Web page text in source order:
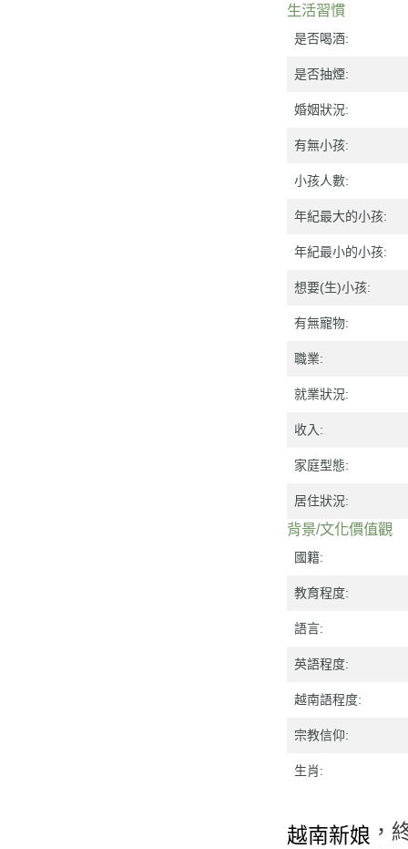
生活習慣
是否喝酒:
是否抽煙:
婚姻狀況:
有無小孩:
小孩人數:
年紀最大的小孩:
年紀最小的小孩:
想要(生)小孩:
有無寵物:
職業:
就業狀況:
收入:
家庭型態:
居住狀況:
背景/文化價值觀
國籍:
教育程度:
語言:
英語程度:
越南語程度:
宗教信仰:
生肖:
越南新娘 ，